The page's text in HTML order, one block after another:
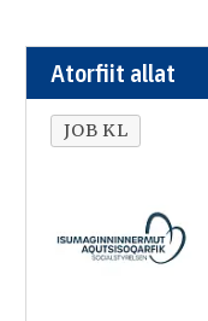
Atorfiit allat
JOB KL